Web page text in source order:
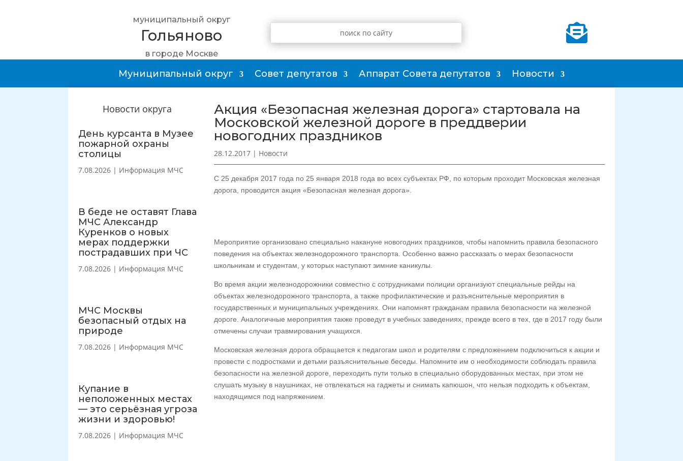
муниципальный округ
Гольяново
в городе Москве

Муниципальный округ Совет депутатов Аппарат Совета депутатов Новости
Новости округа
День курсанта в Музее
пожарной охраны
столицы
7.08.2026 | Информация МЧС
В беде не оставят Глава
МЧС Александр
Куренков о новых
мерах поддержки
пострадавших при ЧС
7.08.2026 | Информация МЧС
МЧС Москвы
безопасный отдых на
природе
7.08.2026 | Информация МЧС
Купание в
неположенных местах
— это серьёзная угроза
жизни и здоровью!
7.08.2026 | Информация МЧС
Акция «Безопасная железная дорога» стартовала на
Московской железной дороге в преддверии
новогодних праздников
28.12.2017| Новости
С 25 декабря 2017 года по 25 января 2018 года во всех субъектах РФ, по которым проходит Московская железная
дорога, проводится акция «Безопасная железная дорога».
Мероприятие организовано специально накануне новогодних праздников, чтобы напомнить правила безопасного
поведения на объектах железнодорожного транспорта. Особенно важно рассказать о мерах безопасности
школьникам и студентам, у которых наступают зимние каникулы.
Во время акции железнодорожники совместно с сотрудниками полиции организуют специальные рейды на
объектах железнодорожного транспорта, а также профилактические и разъяснительные мероприятия в
государственных и муниципальных учреждениях. Они напомнят гражданам правила безопасности на железной
дороге. Аналогичные мероприятия также проведут в учебных заведениях, прежде всего в тех, где в 2017 году были
отмечены случаи травмирования учащихся.
Московская железная дорога обращается к педагогам школ и родителям с предложением подключиться к акции и
провести с подростками и детьми разъяснительные беседы. Напомните им о необходимости соблюдать правила
безопасности на железной дороге, переходить пути только в специально оборудованных местах, при этом не
слушать музыку в наушниках, не отвлекаться на гаджеты и снимать капюшон, что нельзя подходить к объектам,
находящимся под напряжением.